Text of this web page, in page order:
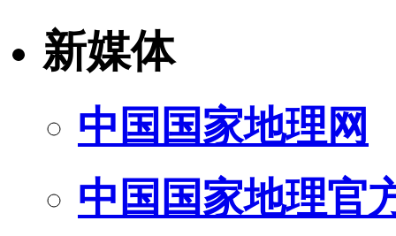
新媒体
中国国家地理网
中国国家地理官